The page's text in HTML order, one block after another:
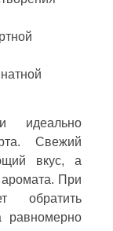
идеально
Свежий
вкус, а
аромата. При
обратить
равномерно